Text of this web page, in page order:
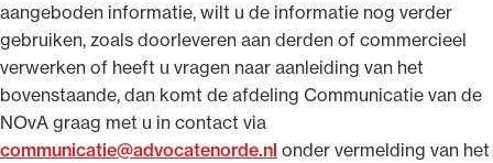
aangeboden informatie, wilt u de informatie nog verder
gebruiken, zoals doorleveren aan derden of commercieel
verwerken of heeft u vragen naar aanleiding van het
bovenstaande, dan komt de afdeling Communicatie van de
NOvA graag met u in contact via
communicatie@advocatenorde.nl onder vermelding van het